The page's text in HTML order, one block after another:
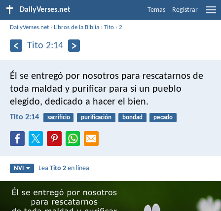
DailyVerses.net Temas Registrar
DailyVerses.net ›Libros de la Biblia ›Tito ›2
Tito 2:14
Él se entregó por nosotros para rescatarnos de
toda maldad y purificar para sí un pueblo
elegido, dedicado a hacer el bien.
Tito 2:14 sacrificio purificación bondad
pecado
NVI LeaTito 2 en línea